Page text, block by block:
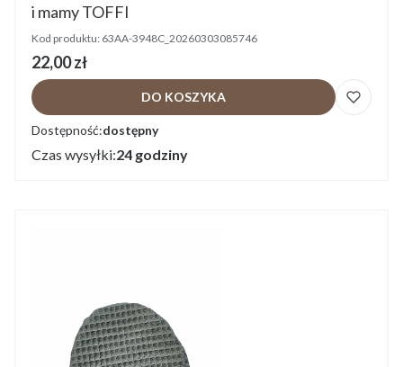
i mamy TOFFI
Kod produktu: 63AA-3948C_20260303085746
Cena
22,00 zł
DO KOSZYKA
Dostępność:dostępny
Czas wysyłki:24 godziny